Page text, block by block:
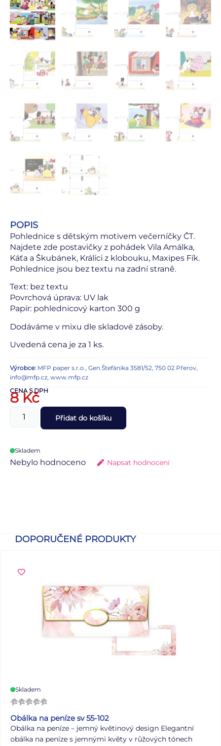
POPIS
Pohlednice s dětským motivem večerníčky ČT.
Najdete zde postavičky z pohádek Vila Amálka,
Káťa a Škubánek, Králíci z klobouku, Maxipes Fík.
Pohlednice jsou bez textu na zadní straně.
Text: bez textu
Povrchová úprava: UV lak
Papír: pohlednicový karton 300 g
Dodáváme v mixu dle skladové zásoby.
Uvedená cena je za 1 ks.
Výrobce: MFP paper s.r.o., Gen.Štefánika 3581/52, 750 02 Přerov,
info@mfp.cz, www.mfp.cz
CENA S DPH
8Kč
Přidat do košíku
Skladem
Nebylo hodnoceno Napsat hodnocení
DOPORUČENÉ PRODUKTY
Skladem
Obálka na peníze sv 55-102
Obálka na peníze – jemný květinový design Elegantní
obálka na peníze s jemnými květy v růžových tónech